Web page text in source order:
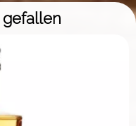
gefallen